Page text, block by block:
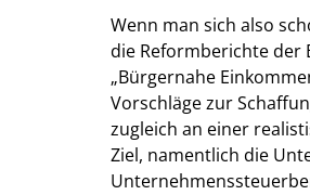
Wenn man sich also
die Reformberichte der
„Bürgernahe
Vorschläge zur
zugleich an einer
Ziel, namentlich die